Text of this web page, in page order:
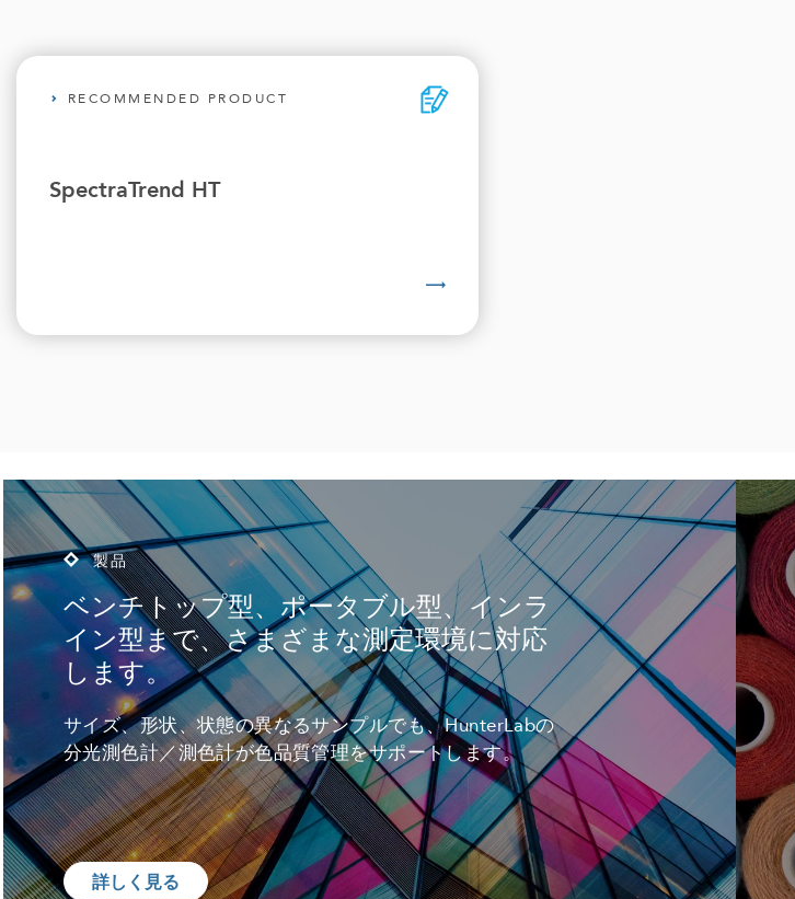
RECOMMENDED PRODUCT
SpectraTrend HT
製品
ベンチトップ型、ポータブル型、インラ
イン型まで、さまざまな測定環境に対応
します。
サイズ、形状、状態の異なるサンプルでも、HunterLabの
分光測色計／測色計が色品質管理をサポートします。
詳しく見る